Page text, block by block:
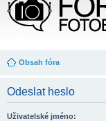
Obsah fóra
Odeslat heslo
Uživatelské jméno: